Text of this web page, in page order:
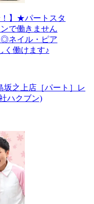
！】★パートスタ
で働きません
ネイル・ピア
く働けます♪
之上店［パート］レ
ハクブン)